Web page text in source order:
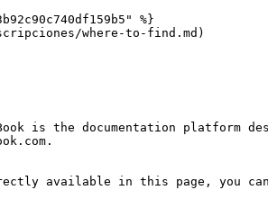
%}
where-to-find.md)
is the documentation platform
available in this page, you can